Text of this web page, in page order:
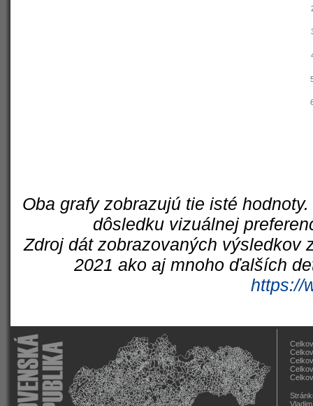
Oba grafy zobrazujú tie isté
dôsledku vizuálnej
Zdroj dát zobrazovaných výsledkov
2021 ako aj mnoho ďalších
https://